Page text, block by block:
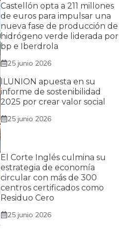
Castellón opta a 211 millones
de euros para impulsar una
nueva fase de producción de
hidrógeno verde liderada por
bp e Iberdrola
25 junio 2026
ILUNION apuesta en su
informe de sostenibilidad
2025 por crear valor social
25 junio 2026
El Corte Inglés culmina su
estrategia de economía
circular con más de 300
centros certificados como
Residuo Cero
25 junio 2026